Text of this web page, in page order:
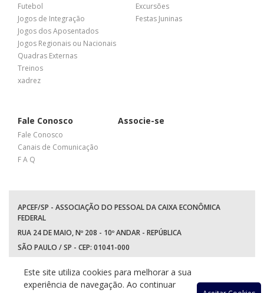
Futebol
Jogos de Integração
Jogos dos Aposentados
Jogos Regionais ou Nacionais
Quadras Externas
Treinos
xadrez
Excursões
Festas Juninas
Fale Conosco
Fale Conosco
Canais de Comunicação
F A Q
Associe-se
APCEF/SP - ASSOCIAÇÃO DO PESSOAL DA CAIXA ECONÔMICA
FEDERAL
RUA 24 DE MAIO, Nº 208 - 10º ANDAR - REPÚBLICA
SÃO PAULO / SP - CEP: 01041-000
WhatsApp: (11) 94597-5758
Este site utiliza cookies para melhorar a sua
experiência de navegação. Ao continuar